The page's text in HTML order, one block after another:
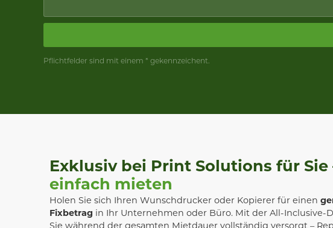
Pflichtfelder sind mit einem * gekennzeichent.
Exklusiv bei Print Solutions für Sie
einfach mieten
Holen Sie sich Ihren Wunschdrucker oder Kopierer für einen
Fixbetrag in Ihr Unternehmen oder Büro. Mit der All-Inclusive-